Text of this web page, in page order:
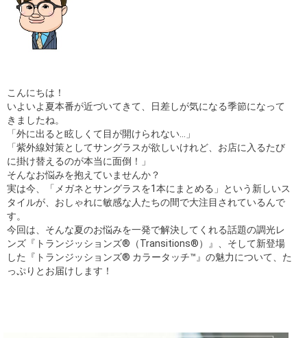
採用
こんにちは！
いよいよ夏本番が近づいてきて、日差しが気になる季節になって
きましたね。
「外に出ると眩しくて目が開けられない…」
「紫外線対策としてサングラスが欲しいけれど、お店に入るたび
に掛け替えるのが本当に面倒！」
そんなお悩みを抱えていませんか？
実は今、「メガネとサングラスを1本にまとめる」という新しいス
タイルが、おしゃれに敏感な人たちの間で大注目されているんで
す。
今回は、そんな夏のお悩みを一発で解決してくれる話題の調光レ
ンズ『トランジッションズ®（Transitions®）』、そして新登場
した『トランジッションズ® カラータッチ™』の魅力について、た
っぷりとお届けします！